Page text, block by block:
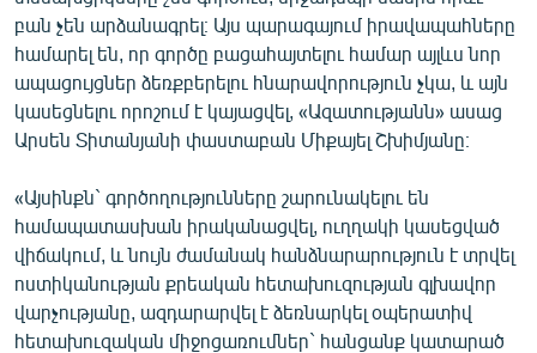
բան չեն արձանագրել։ Այս պարագայում իրավապահները
համարել են, որ գործը բացահայտելու համար այլևս նոր
ապացույցներ ձեռքբերելու հնարավորություն չկա, և այն
կասեցնելու որոշում է կայացվել, «Ազատությանն» ասաց
Արսեն Տիտանյանի փաստաբան Միքայել Շխիմյանը։
«Այսինքն` գործողությունները շարունակելու են
համապատասխան իրականացվել, ուղղակի կասեցված
վիճակում, և նույն ժամանակ հանձնարարություն է տրվել
ոստիկանության քրեական հետախուզության գլխավոր
վարչությանը, ազդարարվել է ձեռնարկել օպերատիվ
հետախուզական միջոցառումներ` հանցանք կատարած